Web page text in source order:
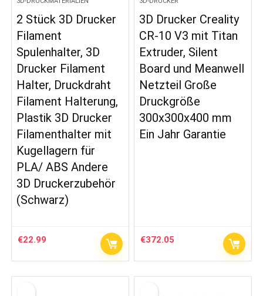
2 Stück 3D Drucker
Filament
Spulenhalter, 3D
Drucker Filament
Halter, Druckdraht
Filament Halterung,
Plastik 3D Drucker
Filamenthalter mit
Kugellagern für
PLA/ ABS Andere
3D Druckerzubehör
(Schwarz)
€22.99
3D Drucker Creality
CR-10 V3 mit Titan
Extruder, Silent
Board und Meanwell
Netzteil Große
Druckgröße
300x300x400 mm
Ein Jahr Garantie
€372.05